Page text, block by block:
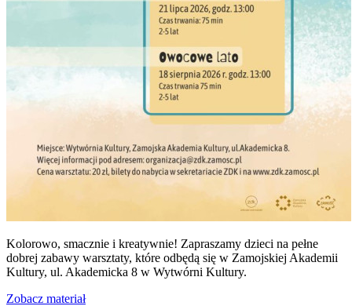
Kolorowo, smacznie i kreatywnie! Zapraszamy dzieci na pełne
dobrej zabawy warsztaty, które odbędą się w Zamojskiej Akademii
Kultury, ul. Akademicka 8 w Wytwórni Kultury.
Zobacz materiał